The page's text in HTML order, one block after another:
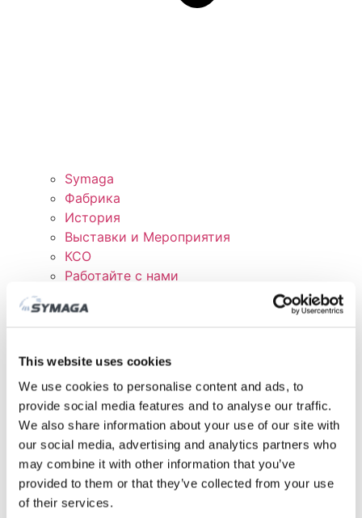
This website uses cookies
We use cookies to personalise content and ads, to
provide social media features and to analyse our traffic.
We also share information about your use of our site with
our social media, advertising and analytics partners who
may combine it with other information that you’ve
provided to them or that they’ve collected from your use
of their services.
Symaga
Фабрика
История
Выставки и Мероприятия
КСО
Работайте с нами
СКАЧАТЬ